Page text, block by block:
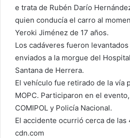
e trata de Rubén Darío
quien conducía el carro al
Yeroki Jiménez de 17 años.
Los cadáveres fueron
enviados a la morgue del
Santana de Herrera.
El vehículo fue retirado de la vía
MOPC. Participaron en el evento,
COMIPOL y Policía Nacional.
El accidente ocurrió cerca de las
cdn.com